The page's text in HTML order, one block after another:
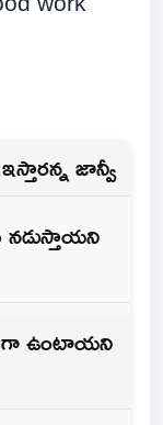
జాన్వీ
నడుస్తాయని
ఉంటాయని